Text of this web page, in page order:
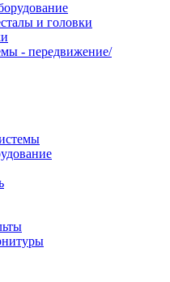
и головки
- передвижение/